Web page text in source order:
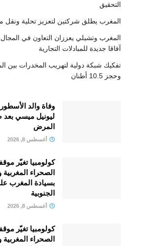
التحقيق
المغرب يطلق شركتين لتعزيز تحلية ونقل
المغرب وتشيلي يعززان التعاون في المجال
آفاقا جديدة للمبادلات التجارية
تفكيك شبكة دولية لتهريب المخدرات بين
وحجز 10.5 أطنان
وفاة والد
ليونيل ميسي
المرض
أغسطس 8, 2026
كولومبيا تغيّر
الصحراء
بسيادة المغرب
الجنوبية
أغسطس 8, 2026
كولومبيا تغيّر
الصحراء